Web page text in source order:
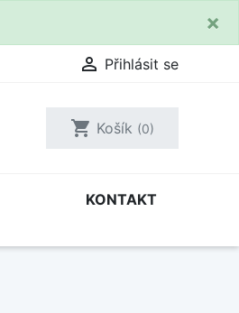
×
 Přihlásit se
shopping_cart Košík (0)
KONTAKT